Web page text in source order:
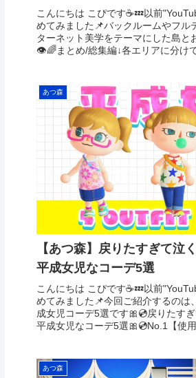
こんにちは こぴです☕️💤以前
めてみました📌バックルームやフル
ターネット美学をテーマにした島と
👁🌈️まとめ/総集編↓各エリアに分け
あつ森
【あつ森】戻りたすぎて泣
平成女児なコーデ5選
こんにちは こぴです☕️💤以前
めてみました📌今回ご紹介するのは
成女児コーデ5選です🎀💿戻りたす
平成女児なコーデ5選🎀💿No.1【使
あつ森